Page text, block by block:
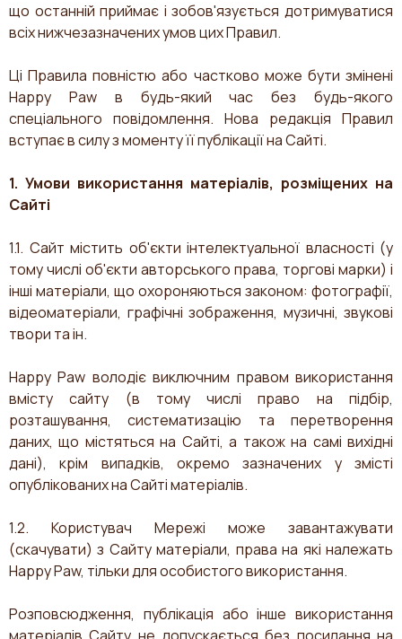
що останній приймає і зобов'язується дотримуватися
всіх нижчезазначених умов цих Правил.
Ці Правила повністю або частково може бути змінені
Happy Paw в будь-який час без будь-якого
спеціального повідомлення. Нова редакція Правил
вступає в силу з моменту її публікації на Сайті.
1. Умови використання матеріалів, розміщених на
Сайті
1.1. Сайт містить об'єкти інтелектуальної власності (у
тому числі об'єкти авторського права, торгові марки) і
інші матеріали, що охороняються законом: фотографії,
відеоматеріали, графічні зображення, музичні, звукові
твори та ін.
Happy Paw володіє виключним правом використання
вмісту сайту (в тому числі право на підбір,
розташування, систематизацію та перетворення
даних, що містяться на Сайті, а також на самі вихідні
дані), крім випадків, окремо зазначених у змісті
опублікованих на Сайті матеріалів.
1.2. Користувач Мережі може завантажувати
(скачувати) з Сайту матеріали, права на які належать
Happy Paw, тільки для особистого використання.
Розповсюдження, публікація або інше використання